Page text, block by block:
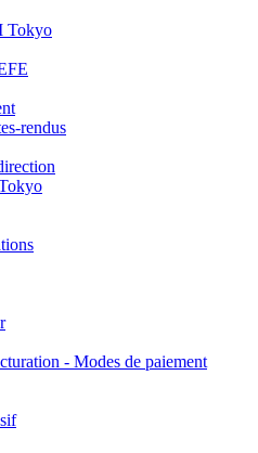
Tokyo
rendus
- Modes de paiement